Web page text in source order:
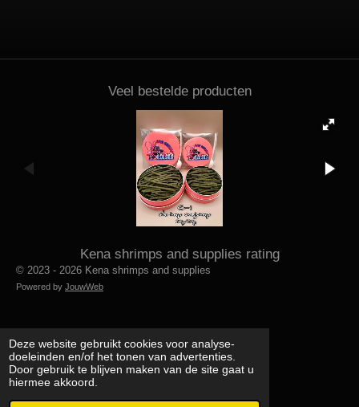
Deze website gebruikt cookies voor analyse-
doeleinden en/of het tonen van advertenties.
Door gebruik te blijven maken van de site gaat u
hiermee akkoord.
Veel bestelde producten
Kena shrimps and supplies rating
© 2023 - 2026 Kena shrimps and supplies
Powered by JouwWeb